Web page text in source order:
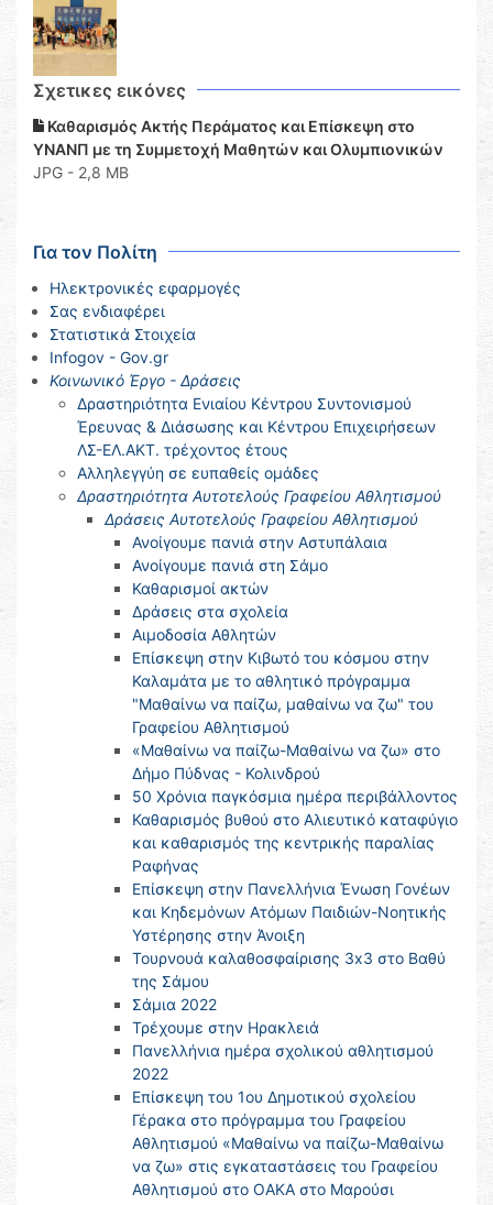
Σχετικες εικόνες
Καθαρισμός Ακτής Περάματος και Επίσκεψη στο
ΥΝΑΝΠ με τη Συμμετοχή Μαθητών και Ολυμπιονικών
JPG - 2,8 MB
Για τον Πολίτη
Ηλεκτρονικές εφαρμογές
Σας ενδιαφέρει
Στατιστικά Στοιχεία
Infogov - Gov.gr
Κοινωνικό Έργο - Δράσεις
Δραστηριότητα Ενιαίου Κέντρου Συντονισμού
Έρευνας & Διάσωσης και Κέντρου Επιχειρήσεων
ΛΣ-ΕΛ.ΑΚΤ. τρέχοντος έτους
Αλληλεγγύη σε ευπαθείς ομάδες
Δραστηριότητα Αυτοτελούς Γραφείου Αθλητισμού
Δράσεις Αυτοτελούς Γραφείου Αθλητισμού
Ανοίγουμε πανιά στην Αστυπάλαια
Ανοίγουμε πανιά στη Σάμο
Καθαρισμοί ακτών
Δράσεις στα σχολεία
Αιμοδοσία Αθλητών
Επίσκεψη στην Κιβωτό του κόσμου στην
Καλαμάτα με το αθλητικό πρόγραμμα
"Μαθαίνω να παίζω, μαθαίνω να ζω" του
Γραφείου Αθλητισμού
«Μαθαίνω να παίζω-Μαθαίνω να ζω» στο
Δήμο Πύδνας - Κολινδρού
50 Χρόνια παγκόσμια ημέρα περιβάλλοντος
Καθαρισμός βυθού στο Αλιευτικό καταφύγιο
και καθαρισμός της κεντρικής παραλίας
Ραφήνας
Επίσκεψη στην Πανελλήνια Ένωση Γονέων
και Κηδεμόνων Ατόμων Παιδιών-Νοητικής
Υστέρησης στην Άνοιξη
Τουρνουά καλαθοσφαίρισης 3x3 στο Βαθύ
της Σάμου
Σάμια 2022
Τρέχουμε στην Ηρακλειά
Πανελλήνια ημέρα σχολικού αθλητισμού
2022
Επίσκεψη του 1ου Δημοτικού σχολείου
Γέρακα στο πρόγραμμα του Γραφείου
Αθλητισμού «Μαθαίνω να παίζω-Μαθαίνω
να ζω» στις εγκαταστάσεις του Γραφείου
Αθλητισμού στο ΟΑΚΑ στο Μαρούσι